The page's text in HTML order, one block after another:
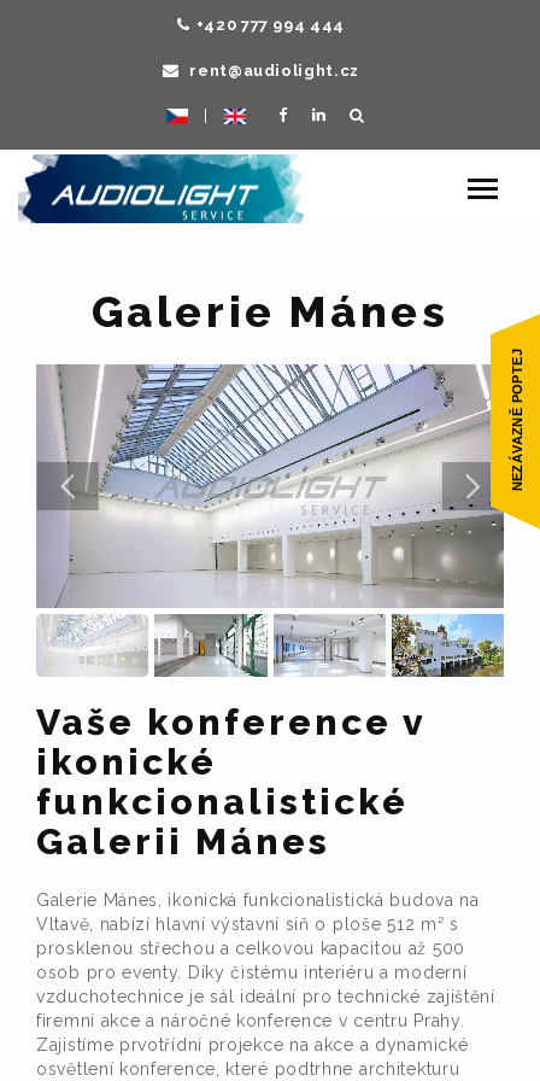
+420 777 994 444
rent@audiolight.cz
Toggle
Galerie Mánes
Vaše konference v
ikonické
funkcionalistické
Galerii Mánes
Galerie Mánes, ikonická funkcionalistická budova na
Vltavě, nabízí hlavní výstavní síň o ploše 512 m² s
prosklenou střechou a celkovou kapacitou až 500
osob pro eventy. Díky čistému interiéru a moderní
vzduchotechnice je sál ideální pro technické zajištění
firemní akce a náročné konference v centru Prahy.
Zajistíme prvotřídní projekce na akce a dynamické
osvětlení konference, které podtrhne architekturu